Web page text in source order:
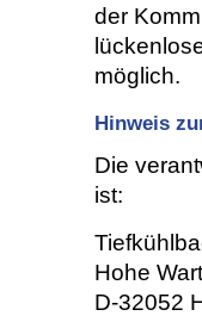
der
möglich.
Hinweis
Die
ist:
Hohe
D-32052